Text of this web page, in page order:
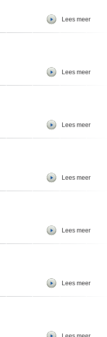
Lees meer
Lees meer
Lees meer
Lees meer
Lees meer
Lees meer